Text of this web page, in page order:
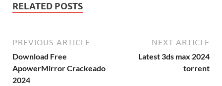
RELATED POSTS
PREVIOUS ARTICLE
Download Free
ApowerMirror Crackeado
2024
NEXT ARTICLE
Latest 3ds max 2024
torrent